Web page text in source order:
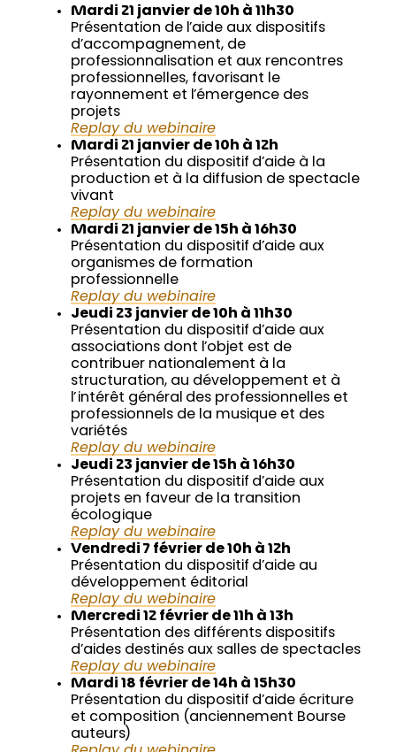
Mardi 21 janvier de 10h à 11h30
Présentation de l’aide aux dispositifs
d’accompagnement, de
professionnalisation et aux rencontres
professionnelles, favorisant le
rayonnement et l’émergence des
projets
Replay du webinaire
Mardi 21 janvier de 10h à 12h
Présentation du dispositif d’aide à la
production et à la diffusion de spectacle
vivant
Replay du webinaire
Mardi 21 janvier de 15h à 16h30
Présentation du dispositif d’aide aux
organismes de formation
professionnelle
Replay du webinaire
Jeudi 23 janvier de 10h à 11h30
Présentation du dispositif d’aide aux
associations dont l’objet est de
contribuer nationalement à la
structuration, au développement et à
l’intérêt général des professionnelles et
professionnels de la musique et des
variétés
Replay du webinaire
Jeudi 23 janvier de 15h à 16h30
Présentation du dispositif d’aide aux
projets en faveur de la transition
écologique
Replay du webinaire
Vendredi 7 février de 10h à 12h
Présentation du dispositif d’aide au
développement éditorial
Replay du webinaire
Mercredi 12 février de 11h à 13h
Présentation des différents dispositifs
d’aides destinés aux salles de spectacles
Replay du webinaire
Mardi 18 février de 14h à 15h30
Présentation du dispositif d’aide écriture
et composition (anciennement Bourse
auteurs)